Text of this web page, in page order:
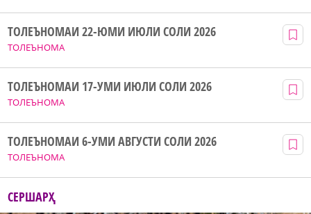
ТОЛЕЪНОМА
ТОЛЕЪНОМАИ 22-ЮМИ ИЮЛИ СОЛИ 2026
ТОЛЕЪНОМА
ТОЛЕЪНОМАИ 17-УМИ ИЮЛИ СОЛИ 2026
ТОЛЕЪНОМА
ТОЛЕЪНОМАИ 6-УМИ АВГУСТИ СОЛИ 2026
СЕРШАРҲ